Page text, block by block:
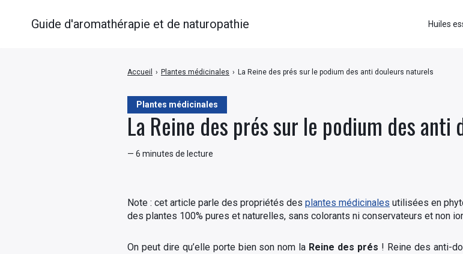
Plantes médicinales
La Reine des prés sur le podium des anti
— 6 minutes de lecture
Accueil › Plantes médicinales › La Reine des prés sur le podium des anti douleurs naturels
Note : cet article parle des propriétés des plantes médicinales utilisées en
des plantes 100% pures et naturelles, sans colorants ni conservateurs et non
On peut dire qu’elle porte bien son nom la Reine des prés ! Reine des anti-
Guide d'aromathérapie et de naturopathie Huiles